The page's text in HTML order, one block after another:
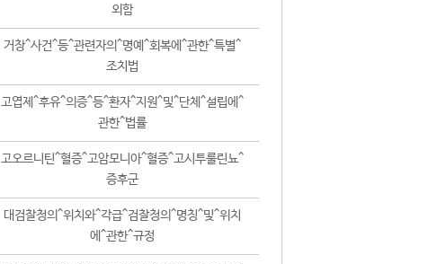
외함
거창^사건^등^관련자의^명예^회복에^관한^특별^
조치법
고엽제^후유^의증^등^환자^지원^및^단체^설립에^
관한^법률
고오르니틴^혈증^고암모니아^혈증^고시투룰린뇨^
증후군
대검찰청의^위치와^각급^검찰청의^명칭^및^위치
에^관한^규정